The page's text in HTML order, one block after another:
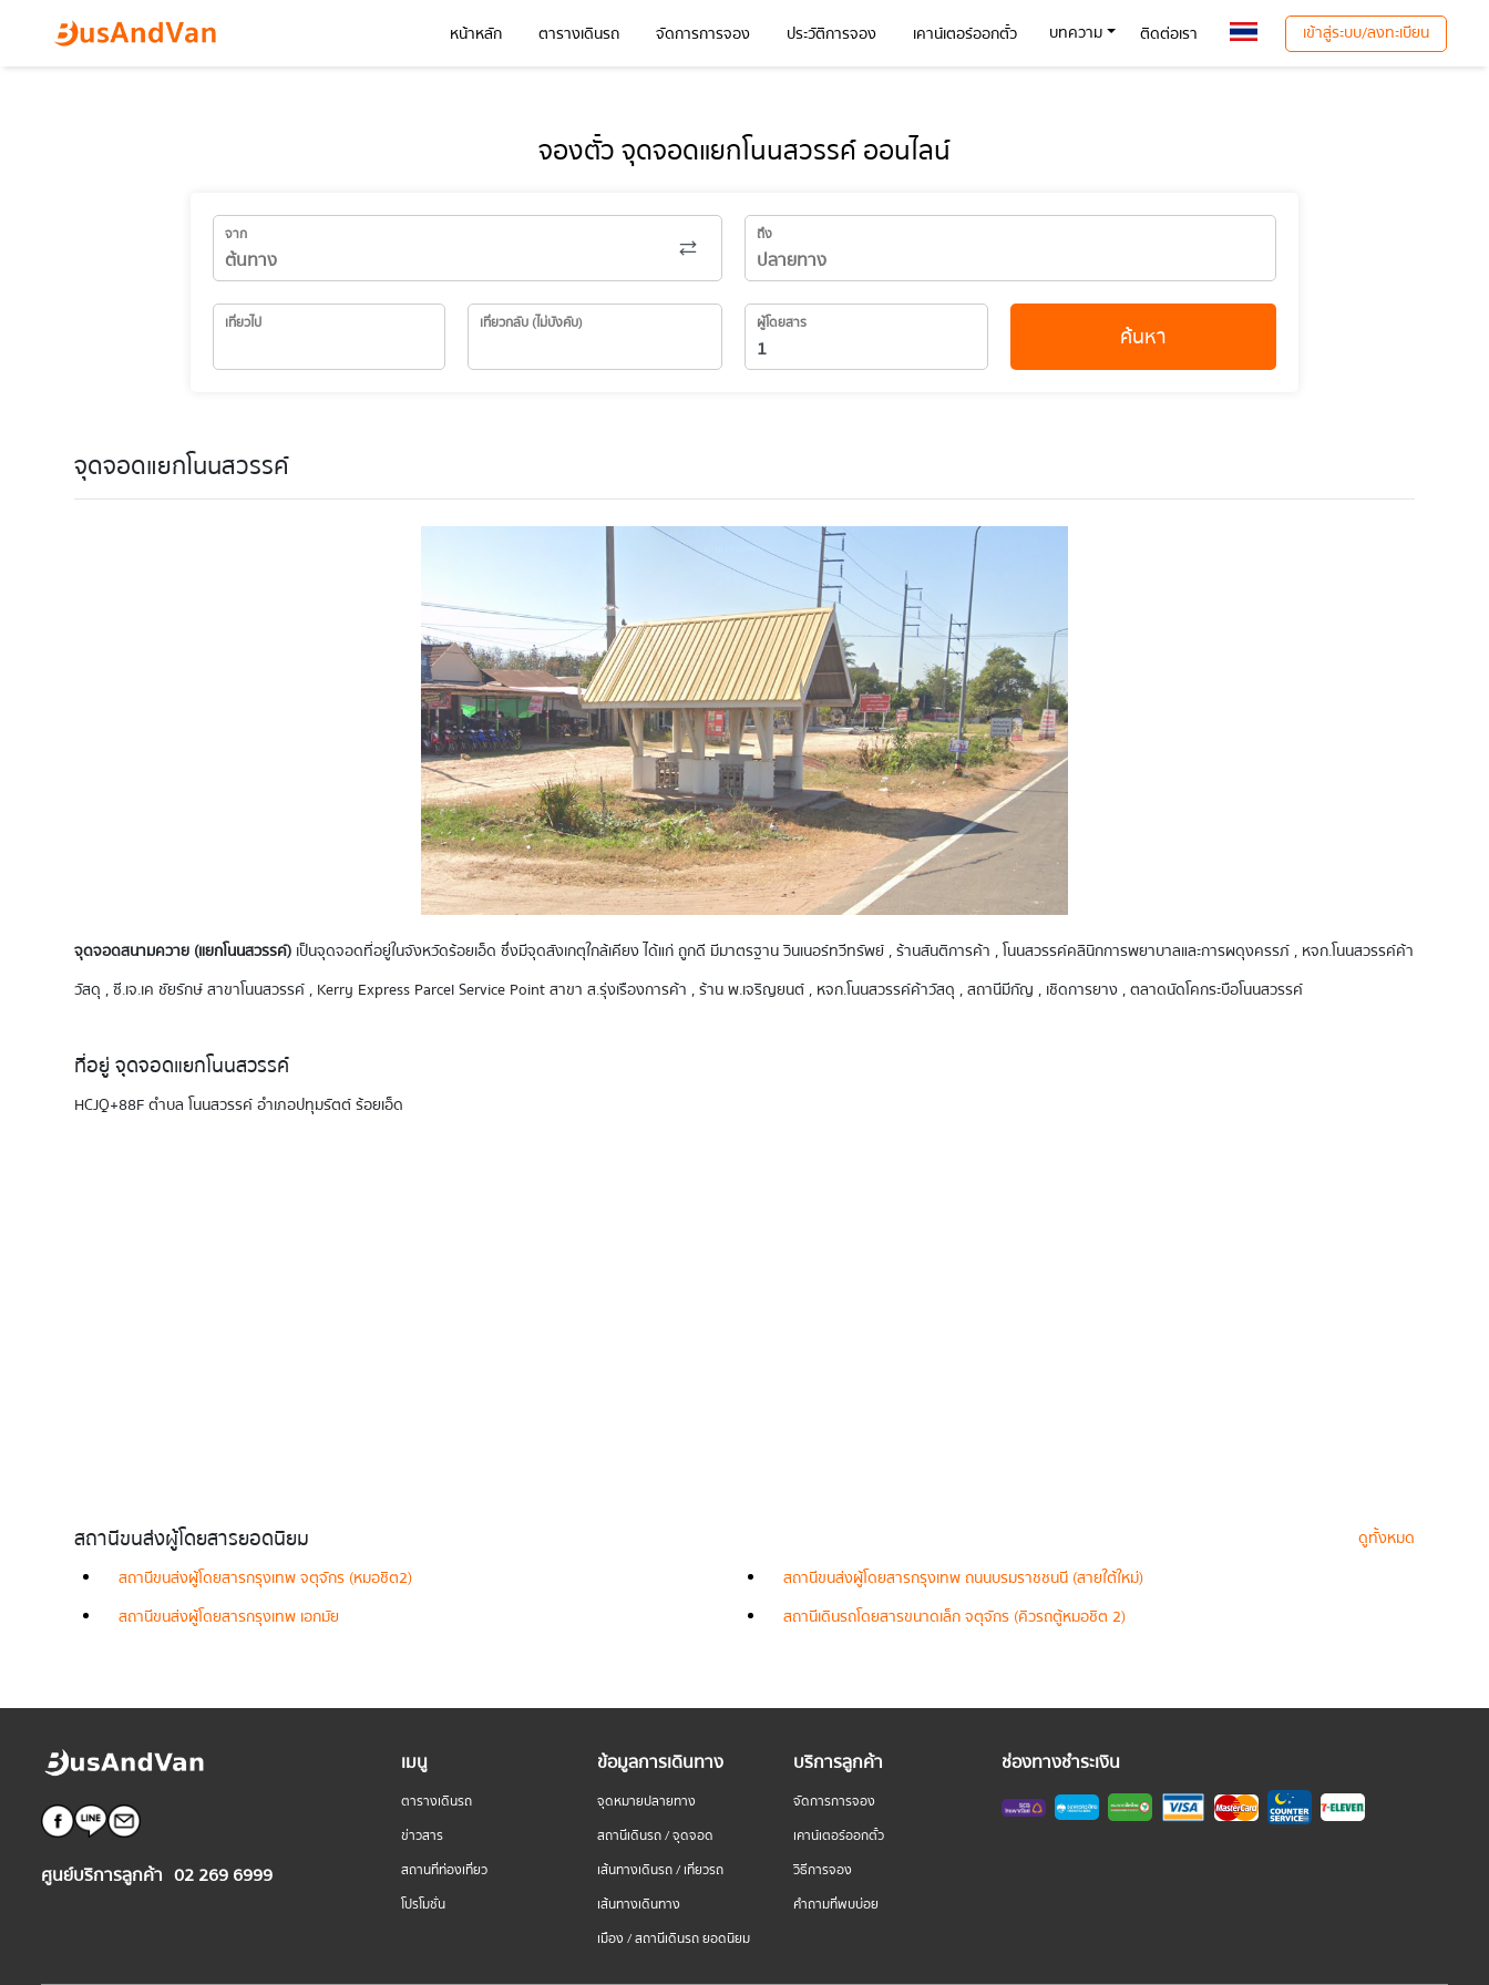
หน้าหลัก ตารางเดินรถ จัดการการจอง ประวัติการจอง เคาน์เตอร์ออกตั๋ว บทความ ติดต่อเรา เข้าสู่ระบบ/ลงทะเบียน
จองตั๋ว จุดจอดแยกโนนสวรรค์ ออนไลน์
จาก ถึง
เที่ยวไป เที่ยวกลับ (ไม่บังคับ) ผู้โดยสาร ค้นหา
จุดจอดแยกโนนสวรรค์
จุดจอดสนามควาย (แยกโนนสวรรค์) เป็นจุดจอดที่อยู่ในจังหวัดร้อยเอ็ด ซึ่งมีจุดสังเกตุใกล้เคียง ได้แก่ ถูกดี มีมาตรฐาน วินเนอร์ทวีทรัพย์ , ร้านสันติการค้า , โนนสวรรค์คลินิกการพยาบาลและการผดุงครรภ์ , หจก.โนนสวรรค์ค้า
วัสดุ , ซี.เจ.เค ชัยรักษ์ สาขาโนนสวรรค์ , Kerry Express Parcel Service Point สาขา ส.รุ่งเรืองการค้า , ร้าน พ.เจริญยนต์ , หจก.โนนสวรรค์ค้าวัสดุ , สถานีมีกัญ , เชิดการยาง , ตลาดนัดโคกระบือโนนสวรรค์
ที่อยู่ จุดจอดแยกโนนสวรรค์
HCJQ+88F ตำบล โนนสวรรค์ อำเภอปทุมรัตต์ ร้อยเอ็ด
สถานีขนส่งผู้โดยสารยอดนิยม
ดูทั้งหมด
สถานีขนส่งผู้โดยสารกรุงเทพ จตุจักร (หมอชิต2)
สถานีขนส่งผู้โดยสารกรุงเทพ ถนนบรมราชชนนี (สายใต้ใหม่)
สถานีขนส่งผู้โดยสารกรุงเทพ เอกมัย
สถานีเดินรถโดยสารขนาดเล็ก จตุจักร (คิวรถตู้หมอชิต 2)
ศูนย์บริการลูกค้า 02 269 6999
เมนู
ตารางเดินรถ
ข่าวสาร
สถานที่ท่องเที่ยว
โปรโมชั่น
ข้อมูลการเดินทาง
จุดหมายปลายทาง
สถานีเดินรถ / จุดจอด
เส้นทางเดินรถ / เที่ยวรถ
เส้นทางเดินทาง
เมือง / สถานีเดินรถ ยอดนิยม
บริการลูกค้า
จัดการการจอง
เคาน์เตอร์ออกตั๋ว
วิธีการจอง
คำถามที่พบบ่อย
ช่องทางชำระเงิน